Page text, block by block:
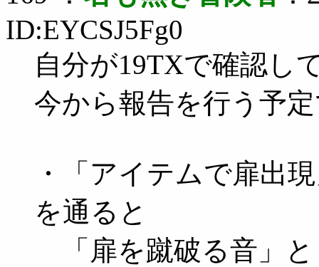
ID:EYCSJ5Fg0
自分が19TXで確認し
今から報告を行う予
・「アイテムで扉出
を通ると
「扉を蹴破る音」と